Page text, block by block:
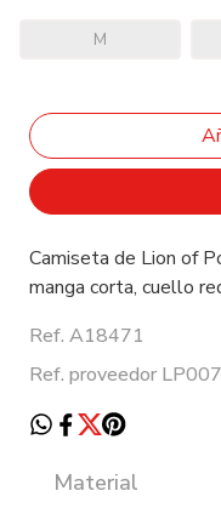
M
Camiseta de Lion of
manga corta, cuello
Ref. A18471
Ref. proveedor
Material